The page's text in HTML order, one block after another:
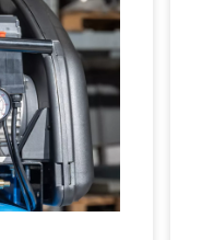
pressione